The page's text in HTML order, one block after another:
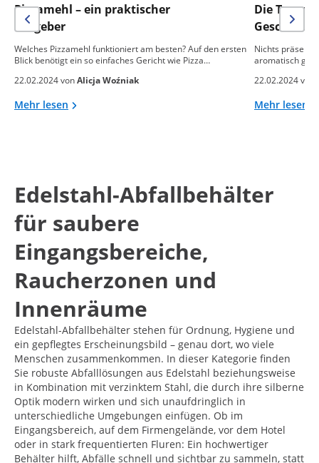
Pizzamehl – ein praktischer
Ratgeber
Welches Pizzamehl funktioniert am besten? Auf den ersten
Blick benötigt ein so einfaches Gericht wie Pizza…
22.02.2024 vonAlicja Woźniak
Mehr lesen
Die
Nichts
aromatisch
22.02.2024 von
Mehr lesen
Edelstahl-Abfallbehälter
für saubere
Eingangsbereiche,
Raucherzonen und
Innenräume
Edelstahl-Abfallbehälter stehen für Ordnung, Hygiene und
ein gepflegtes Erscheinungsbild – genau dort, wo viele
Menschen zusammenkommen. In dieser Kategorie finden
Sie robuste Abfalllösungen aus Edelstahl beziehungsweise
in Kombination mit verzinktem Stahl, die durch ihre silberne
Optik modern wirken und sich unaufdringlich in
unterschiedliche Umgebungen einfügen. Ob im
Eingangsbereich, auf dem Firmengelände, vor dem Hotel
oder in stark frequentierten Fluren: Ein hochwertiger
Behälter hilft, Abfälle schnell und sichtbar zu sammeln, statt